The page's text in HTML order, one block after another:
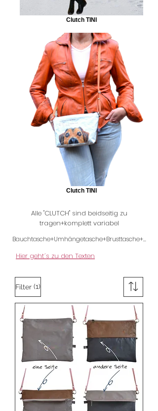
Clutch TINI
Clutch TINI
Alle "CLUTCH" sind beidseitig zu
tragen+komplett variabel
Bauchtasche+Umhängetasche+Brusttasche+...
Hier geht´s zu den Texten
Filter (1)